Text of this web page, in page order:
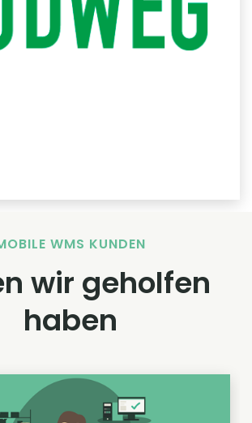
WMS KUNDEN
wir geholfen
haben